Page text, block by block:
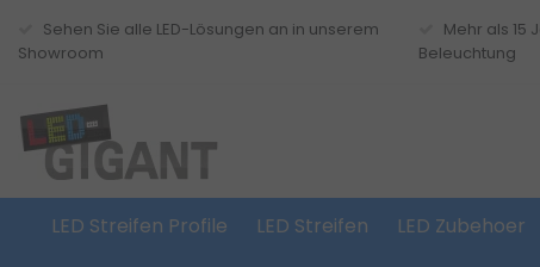
Sehen Sie alle LED-Lösungen an in unserem
Showroom
Mehr als 15
Beleuchtung
LED Streifen Profile LED Streifen LED Zubehoer